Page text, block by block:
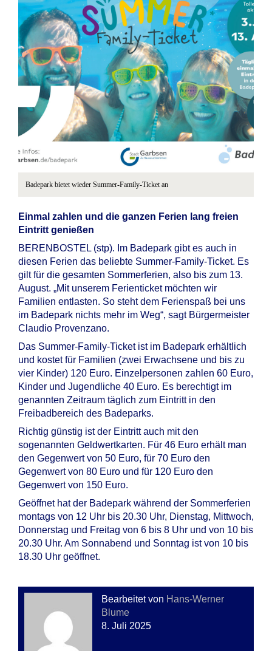
Badepark bietet wieder Summer-Family-Ticket an
Einmal zahlen und die ganzen Ferien lang freien
Eintritt genießen
BERENBOSTEL (stp). Im Badepark gibt es auch in
diesen Ferien das beliebte Summer-Family-Ticket. Es
gilt für die gesamten Sommerferien, also bis zum 13.
August. „Mit unserem Ferienticket möchten wir
Familien entlasten. So steht dem Ferienspaß bei uns
im Badepark nichts mehr im Weg“, sagt Bürgermeister
Claudio Provenzano.
Das Summer-Family-Ticket ist im Badepark erhältlich
und kostet für Familien (zwei Erwachsene und bis zu
vier Kinder) 120 Euro. Einzelpersonen zahlen 60 Euro,
Kinder und Jugendliche 40 Euro. Es berechtigt im
genannten Zeitraum täglich zum Eintritt in den
Freibadbereich des Badeparks.
Richtig günstig ist der Eintritt auch mit den
sogenannten Geldwertkarten. Für 46 Euro erhält man
den Gegenwert von 50 Euro, für 70 Euro den
Gegenwert von 80 Euro und für 120 Euro den
Gegenwert von 150 Euro.
Geöffnet hat der Badepark während der Sommerferien
montags von 12 Uhr bis 20.30 Uhr, Dienstag, Mittwoch,
Donnerstag und Freitag von 6 bis 8 Uhr und von 10 bis
20.30 Uhr. Am Sonnabend und Sonntag ist von 10 bis
18.30 Uhr geöffnet.
Bearbeitet von Hans-Werner
Blume
8. Juli 2025